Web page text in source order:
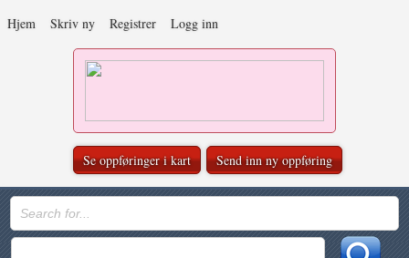
Hjem Skriv ny Registrer Logg inn
Se oppføringer i kart Send inn ny oppføring